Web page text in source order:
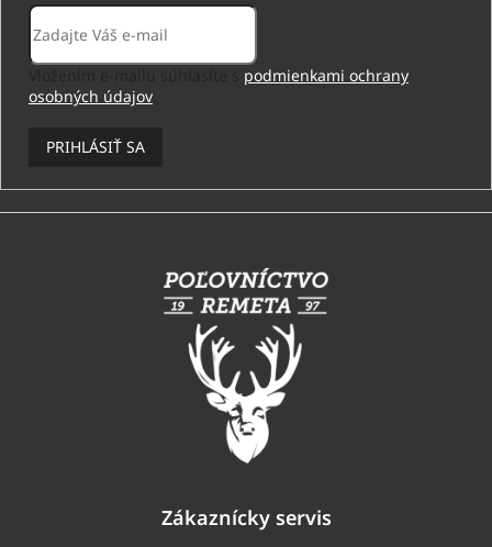
podmienkami ochrany
osobných údajov
PRIHLÁSIŤ SA
Z
Zákaznícky servis